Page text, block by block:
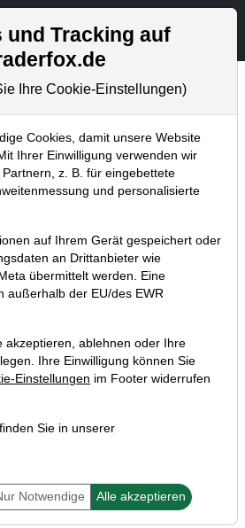
Aktien- und Artikelsuche
Nr. 01 / 2018: 5
| TraderFox GmbH
und Tracking auf
Ihre Cookie-Einstellungen)
Cookies, damit unsere Website
Ihrer Einwilligung verwenden wir
z. B. für eingebettete
und personalisierte
auf Ihrem Gerät gespeichert oder
an Drittanbieter wie
übermittelt werden. Eine
außerhalb der EU/des EWR
akzeptieren, ablehnen oder Ihre
Ihre Einwilligung können Sie
Einstellungen im Footer widerrufen
Sie in unserer
Notwendige Alle akzeptieren